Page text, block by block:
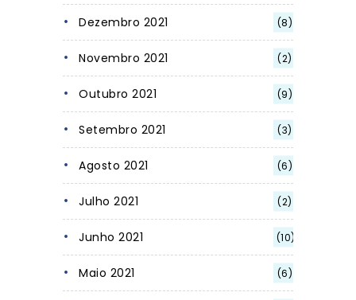
Dezembro 2021 (8)
Novembro 2021 (2)
Outubro 2021 (9)
Setembro 2021 (3)
Agosto 2021 (6)
Julho 2021 (2)
Junho 2021 (10)
Maio 2021 (6)